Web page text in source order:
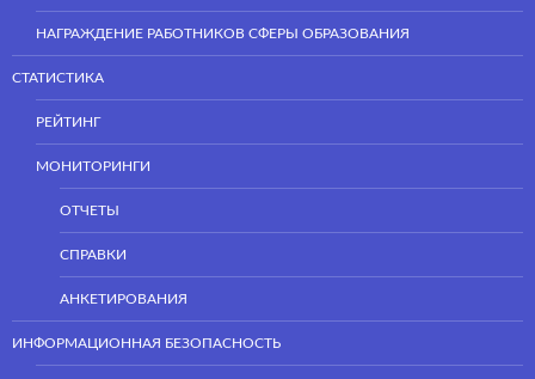
НАГРАЖДЕНИЕ РАБОТНИКОВ СФЕРЫ ОБРАЗОВАНИЯ
СТАТИСТИКА
РЕЙТИНГ
МОНИТОРИНГИ
ОТЧЕТЫ
СПРАВКИ
АНКЕТИРОВАНИЯ
ИНФОРМАЦИОННАЯ БЕЗОПАСНОСТЬ